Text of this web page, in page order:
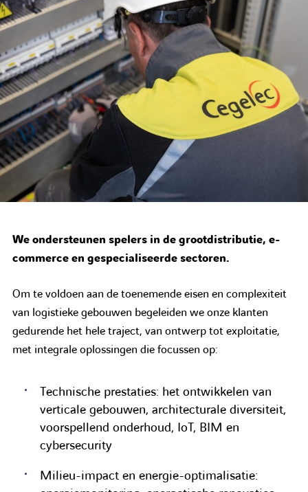
We ondersteunen spelers in de grootdistributie, e-
commerce en gespecialiseerde sectoren.
Om te voldoen aan de toenemende eisen en complexiteit
van logistieke gebouwen begeleiden we onze klanten
gedurende het hele traject, van ontwerp tot exploitatie,
met integrale oplossingen die focussen op:
Technische prestaties: het ontwikkelen van
verticale gebouwen, architecturale diversiteit,
voorspellend onderhoud, IoT, BIM en
cybersecurity
Milieu-impact en energie-optimalisatie: